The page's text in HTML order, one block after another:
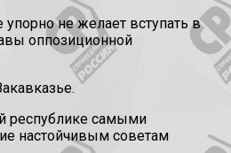
не желает вступать в
оппозиционной
республике самыми
настойчивым советам